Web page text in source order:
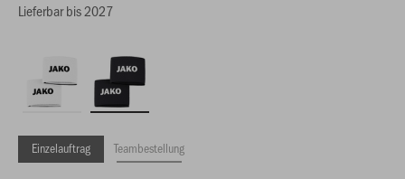
Lieferbar bis 2027
Einzelauftrag Teambestellung